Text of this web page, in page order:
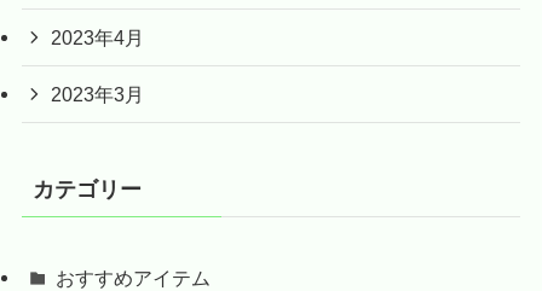
2023年4月
2023年3月
カテゴリー
おすすめアイテム